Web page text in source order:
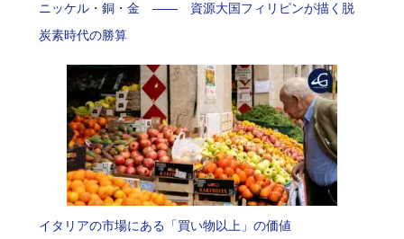
ニッケル・銅・金 —— 資源大国フィリピンが描く脱
炭素時代の勝算
イタリアの市場にある「買い物以上」の価値